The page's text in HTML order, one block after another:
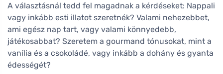
A választásnál tedd fel magadnak a kérdéseket: Nappali
vagy inkább esti illatot szeretnék? Valami nehezebbet,
ami egész nap tart, vagy valami könnyedebb,
játékosabbat? Szeretem a gourmand tónusokat, mint a
vanília és a csokoládé, vagy inkább a dohány és gyanta
édességét?